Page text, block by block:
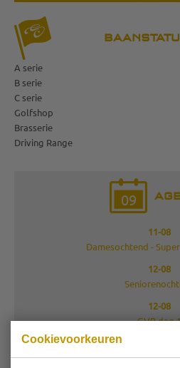
Cookievoorkeuren
A serie
B serie
C serie
Golfshop
Brasserie
Driving Range
09
11-08
Damesochtend -
12-08
12-08
GVB dag